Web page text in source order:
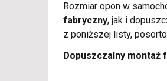
Rozmiar opon w
fabryczny, jak i
z poniższej listy,
Dopuszczalny montaż